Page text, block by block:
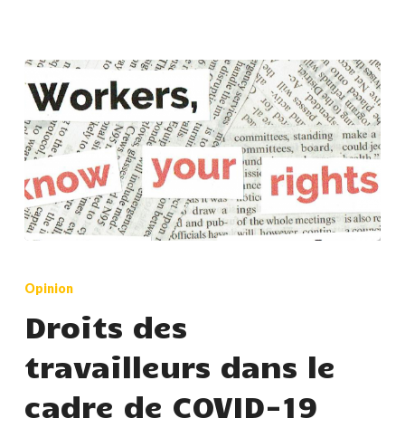
des
dans
le
de
Opinion
Droits des
travailleurs dans le
cadre de COVID-19